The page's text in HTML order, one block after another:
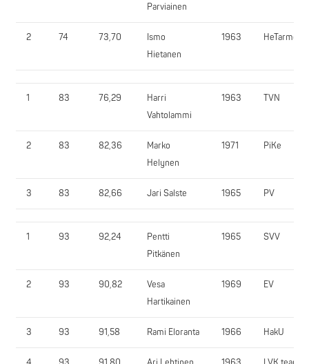
Parviainen
2 74 73,70
Ismo
Hietanen
1963 HeTarmo
1 83 76,29
Harri
Vahtolammi
1963 TVN
2 83 82,36
Marko
Helynen
1971 PiKe
3 83 82,66 Jari Salste 1965 PV
1 93 92,24
Pentti
Pitkänen
1965 SVV
2 93 90,82
Vesa
Hartikainen
1969 EV
3 93 91,58 Rami Eloranta 1966 HakU